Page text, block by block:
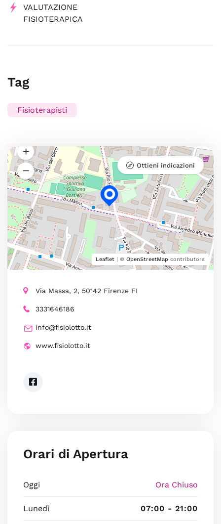
VALUTAZIONE
FISIOTERAPICA
Tag
Fisioterapisti
Leaflet | © OpenStreetMap contributors
Ottieni indicazioni
Via Massa, 2, 50142 Firenze FI
3331646186
info@fisiolotto.it
www.fisiolotto.it
Orari di Apertura
Oggi Ora Chiuso
Lunedì 07:00 - 21:00